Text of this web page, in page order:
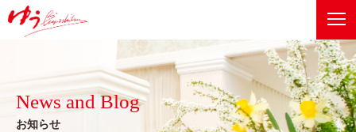
Recommend
健康美メニュー
ベルジュバンスボヌールスパ
Information
News and Blog
お知らせ